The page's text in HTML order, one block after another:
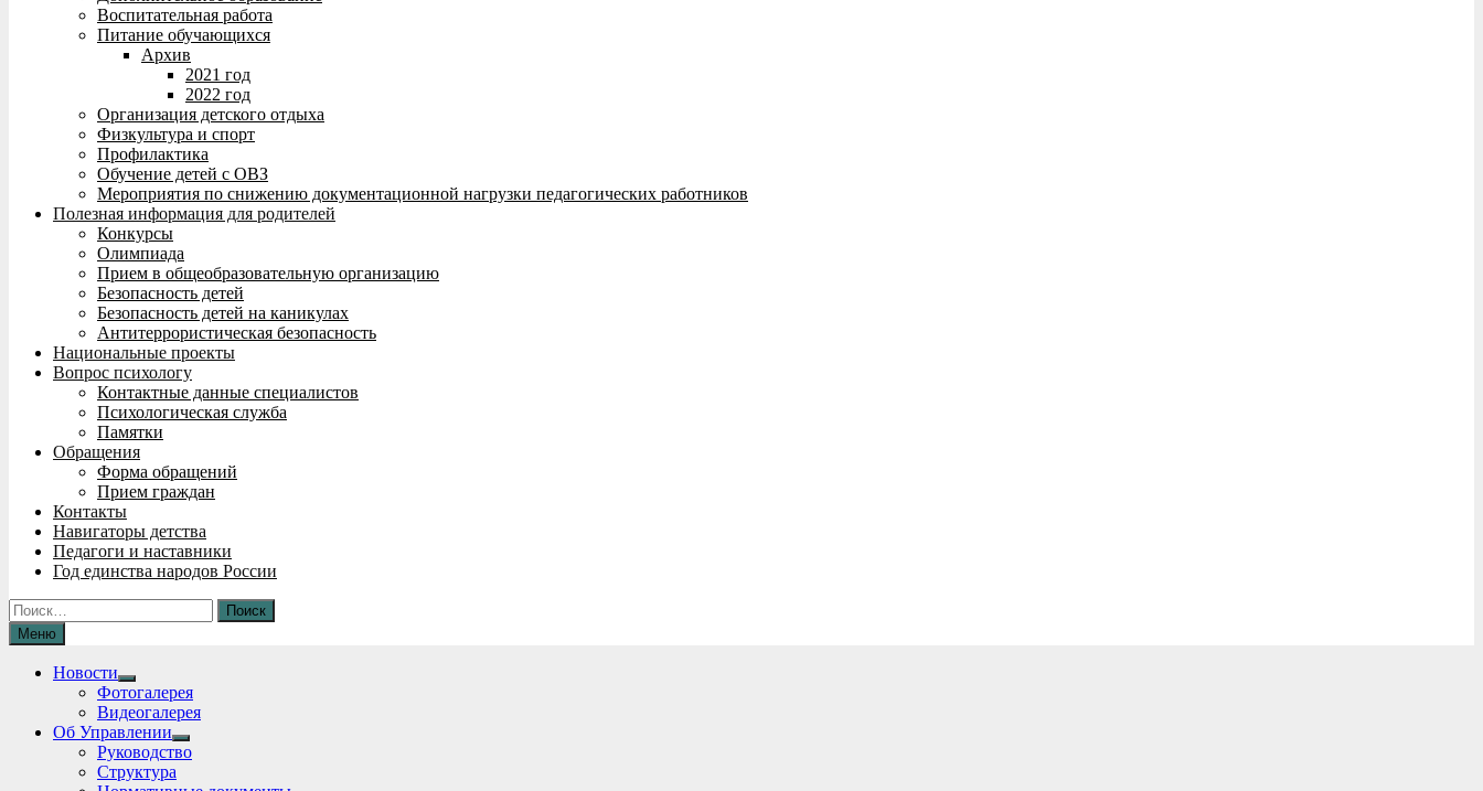
Воспитательная работа
Питание обучающихся
Архив
2021 год
2022 год
Организация детского отдыха
Физкультура и спорт
Профилактика
Обучение детей с ОВЗ
Мероприятия по снижению документационной нагрузки педагогических работников
Полезная информация для родителей
Конкурсы
Олимпиада
Прием в общеобразовательную организацию
Безопасность детей
Безопасность детей на каникулах
Антитеррористическая безопасность
Национальные проекты
Вопрос психологу
Контактные данные специалистов
Психологическая служба
Памятки
Обращения
Форма обращений
Прием граждан
Контакты
Навигаторы детства
Педагоги и наставники
Год единства народов России
Найти:
Меню
Новости
Show
sub
menu
Фотогалерея
Видеогалерея
Об Управлении
Show
sub
Руководство
Структура